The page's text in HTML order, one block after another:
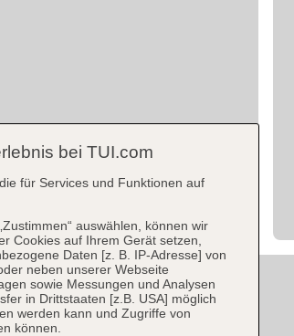
bei TUI.com
für Services und Funktionen auf
auswählen, können wir
Cookies auf Ihrem Gerät setzen,
Daten [z. B. IP-Adresse] von
neben unserer Webseite
sowie Messungen und Analysen
in Drittstaaten [z.B. USA] möglich
werden kann und Zugriffe von
können.